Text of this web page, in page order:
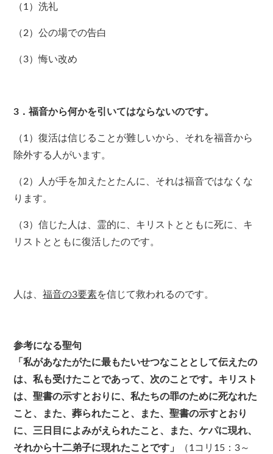
（1）洗礼
（2）公の場での告白
（3）悔い改め
3．福音から何かを引いてはならないのです。
（1）復活は信じることが難しいから、それを福音から
除外する人がいます。
（2）人が手を加えたとたんに、それは福音ではなくな
ります。
（3）信じた人は、霊的に、キリストとともに死に、キ
リストとともに復活したのです。
人は、福音の3要素を信じて救われるのです。
参考になる聖句
「私があなたがたに最もたいせつなこととして伝えたの
は、私も受けたことであって、次のことです。キリスト
は、聖書の示すとおりに、私たちの罪のために死なれた
こと、また、葬られたこと、また、聖書の示すとおり
に、三日目によみがえられたこと、また、ケパに現れ、
それから十二弟子に現れたことです」
（1コリ15：3～